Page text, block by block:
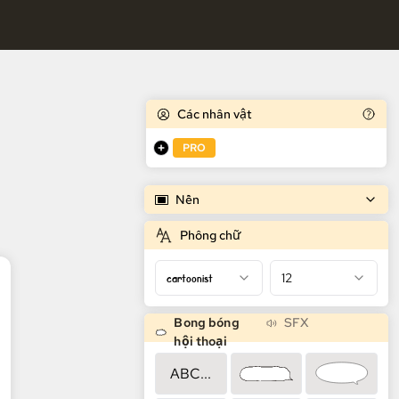
Các nhân vật
PRO
Nền
Phông chữ
cartoonist 12
Bong bóng
hội thoại
SFX
ABC...